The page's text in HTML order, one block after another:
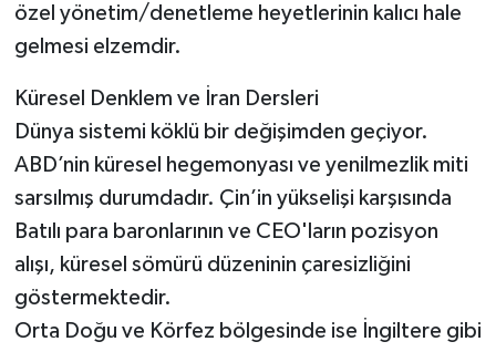
özel yönetim/denetleme heyetlerinin kalıcı hale
gelmesi elzemdir.
Küresel Denklem ve İran Dersleri
Dünya sistemi köklü bir değişimden geçiyor.
ABD’nin küresel hegemonyası ve yenilmezlik miti
sarsılmış durumdadır. Çin’in yükselişi karşısında
Batılı para baronlarının ve CEO'ların pozisyon
alışı, küresel sömürü düzeninin çaresizliğini
göstermektedir.
Orta Doğu ve Körfez bölgesinde ise İngiltere gibi